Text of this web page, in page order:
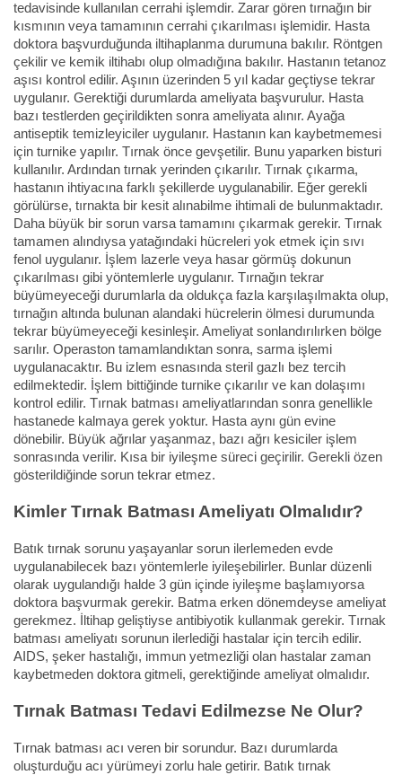
tedavisinde kullanılan cerrahi işlemdir. Zarar gören tırnağın bir
kısmının veya tamamının cerrahi çıkarılması işlemidir. Hasta
doktora başvurduğunda iltihaplanma durumuna bakılır. Röntgen
çekilir ve kemik iltihabı olup olmadığına bakılır. Hastanın tetanoz
aşısı kontrol edilir. Aşının üzerinden 5 yıl kadar geçtiyse tekrar
uygulanır. Gerektiği durumlarda ameliyata başvurulur. Hasta
bazı testlerden geçirildikten sonra ameliyata alınır. Ayağa
antiseptik temizleyiciler uygulanır. Hastanın kan kaybetmemesi
için turnike yapılır. Tırnak önce gevşetilir. Bunu yaparken bisturi
kullanılır. Ardından tırnak yerinden çıkarılır. Tırnak çıkarma,
hastanın ihtiyacına farklı şekillerde uygulanabilir. Eğer gerekli
görülürse, tırnakta bir kesit alınabilme ihtimali de bulunmaktadır.
Daha büyük bir sorun varsa tamamını çıkarmak gerekir. Tırnak
tamamen alındıysa yatağındaki hücreleri yok etmek için sıvı
fenol uygulanır. İşlem lazerle veya hasar görmüş dokunun
çıkarılması gibi yöntemlerle uygulanır. Tırnağın tekrar
büyümeyeceği durumlarla da oldukça fazla karşılaşılmakta olup,
tırnağın altında bulunan alandaki hücrelerin ölmesi durumunda
tekrar büyümeyeceği kesinleşir. Ameliyat sonlandırılırken bölge
sarılır. Operaston tamamlandıktan sonra, sarma işlemi
uygulanacaktır. Bu izlem esnasında steril gazlı bez tercih
edilmektedir. İşlem bittiğinde turnike çıkarılır ve kan dolaşımı
kontrol edilir. Tırnak batması ameliyatlarından sonra genellikle
hastanede kalmaya gerek yoktur. Hasta aynı gün evine
dönebilir. Büyük ağrılar yaşanmaz, bazı ağrı kesiciler işlem
sonrasında verilir. Kısa bir iyileşme süreci geçirilir. Gerekli özen
gösterildiğinde sorun tekrar etmez.
Kimler Tırnak Batması Ameliyatı Olmalıdır?
Batık tırnak sorunu yaşayanlar sorun ilerlemeden evde
uygulanabilecek bazı yöntemlerle iyileşebilirler. Bunlar düzenli
olarak uygulandığı halde 3 gün içinde iyileşme başlamıyorsa
doktora başvurmak gerekir. Batma erken dönemdeyse ameliyat
gerekmez. İltihap geliştiyse antibiyotik kullanmak gerekir. Tırnak
batması ameliyatı sorunun ilerlediği hastalar için tercih edilir.
AIDS, şeker hastalığı, immun yetmezliği olan hastalar zaman
kaybetmeden doktora gitmeli, gerektiğinde ameliyat olmalıdır.
Tırnak Batması Tedavi Edilmezse Ne Olur?
Tırnak batması acı veren bir sorundur. Bazı durumlarda
oluşturduğu acı yürümeyi zorlu hale getirir. Batık tırnak